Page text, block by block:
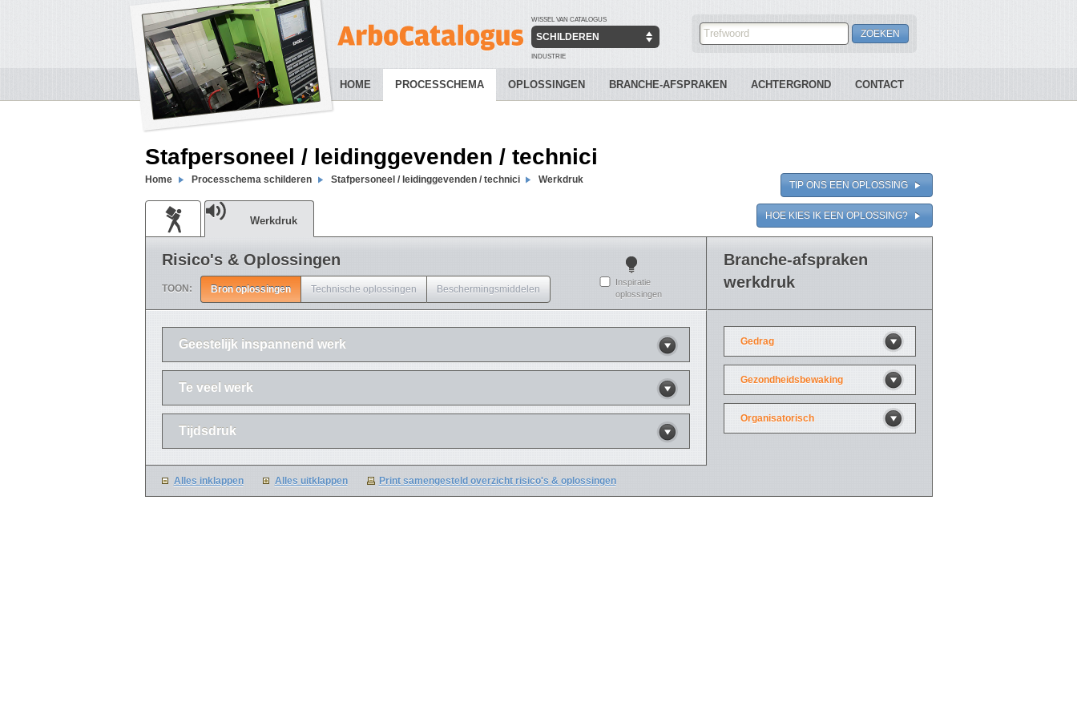
WISSEL VAN CATALOGUS
SCHILDEREN
INDUSTRIE
HOME PROCESSCHEMA OPLOSSINGEN BRANCHE-AFSPRAKEN ACHTERGROND CONTACT
Stafpersoneel / leidinggevenden / technici
Home Processchema schilderen Stafpersoneel / leidinggevenden / technici Werkdruk
Werkdruk
TIP ONS EEN OPLOSSING
HOE KIES IK EEN OPLOSSING?
Risico's & Oplossingen
TOON: Bron oplossingen Technische oplossingen Beschermingsmiddelen
Inspiratie
oplossingen
Geestelijk inspannend werk
Te veel werk
Tijdsdruk
Alles inklappen Alles uitklappen Print samengesteld overzicht risico's & oplossingen
Branche-afspraken
werkdruk
Gedrag
Gezondheidsbewaking
Organisatorisch